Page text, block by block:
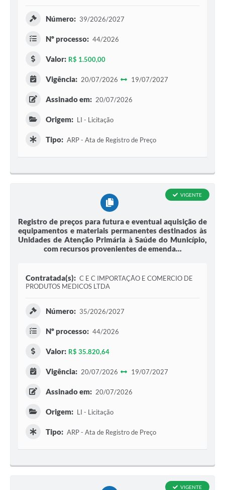
Número: 39/2026/2027
Nº processo: 44/2026
Valor: R$ 1.500,00
Vigência: 20/07/2026 19/07/2027
Assinado em: 20/07/2026
Origem: LI - Licitação
Tipo: ARP - Ata de Registro de Preço
Registro de preços para futura e eventual aquisição de
equipamentos e materiais permanentes destinados às
Unidades de Atenção Primária à Saúde do Município,
com recursos provenientes de emenda...
VIGENTE
Contratada(s): C E C IMPORTAÇÃO E COMERCIO DE
PRODUTOS MEDICOS LTDA
Número: 35/2026/2027
Nº processo: 44/2026
Valor: R$ 35.820,64
Vigência: 20/07/2026 19/07/2027
Assinado em: 20/07/2026
Origem: LI - Licitação
Tipo: ARP - Ata de Registro de Preço
VIGENTE